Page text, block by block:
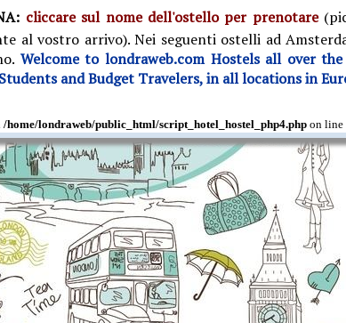
cliccare sul nome dell'ostello per prenotare
al vostro arrivo).Nei seguenti ostelli ad
Welcome to londraweb.com Hostels all over
and Budget Travelers, in all locations in
/home/londraweb/public_html/script_hotel_hostel_php4.php on line